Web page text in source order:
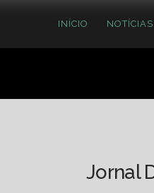
INÍCIO NOTÍCIAS
Jornal